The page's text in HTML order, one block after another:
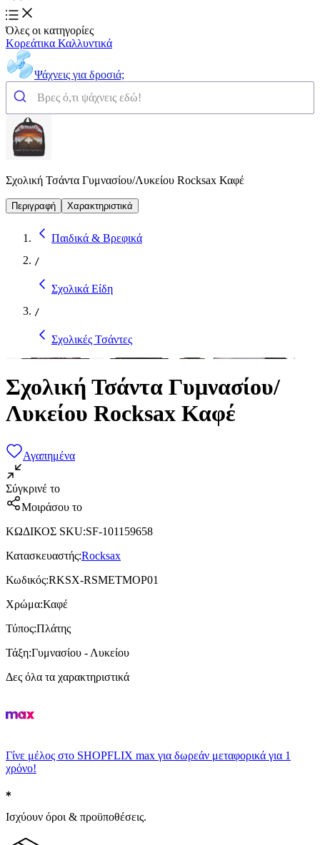
Όλες οι κατηγορίες
Κορεάτικα Καλλυντικά
Ψάχνεις για δροσιά;
Σχολική Τσάντα Γυμνασίου/Λυκείου Rocksax Καφέ
Περιγραφή Χαρακτηριστικά
Παιδικά & Βρεφικά
/
Σχολικά Είδη
/
Σχολικές Τσάντες
Σχολική Τσάντα Γυμνασίου/
Λυκείου Rocksax Καφέ
Αγαπημένα
Σύγκρινέ το
Μοιράσου το
ΚΩΔΙΚΟΣ SKU:SF-101159658
Κατασκευαστής:Rocksax
Κωδικός:RKSX-RSMETMOP01
Χρώμα:Καφέ
Τύπος:Πλάτης
Τάξη:Γυμνασίου - Λυκείου
Δες όλα τα χαρακτηριστικά
Γίνε μέλος στο SHOPFLIX max για δωρεάν μεταφορικά για 1
χρόνο!
Ισχύουν όροι & προϋποθέσεις.